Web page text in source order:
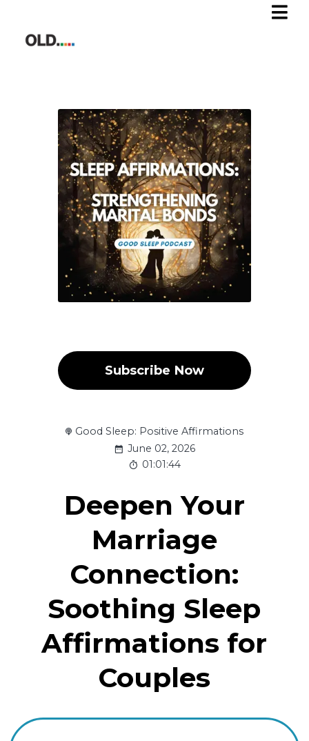
Subscribe Now
Good Sleep: Positive Affirmations
June 02, 2026
01:01:44
Deepen Your
Marriage
Connection:
Soothing Sleep
Affirmations for
Couples